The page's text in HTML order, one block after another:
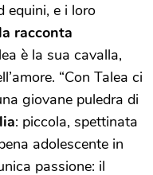
equini, e i loro
racconta
è la sua cavalla,
“Con Talea ci
giovane puledra di
: piccola, spettinata
adolescente in
passione: il